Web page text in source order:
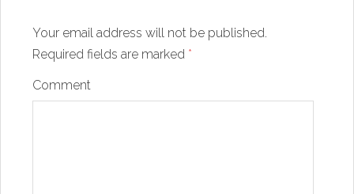
Your email address will not be published.
Required fields are marked *
Comment